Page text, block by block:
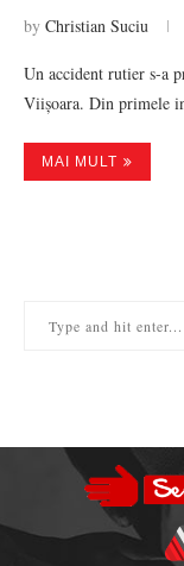
by Christian Suciu
Un accident rutier s-a
Viișoara. Din primele
MAI MULT